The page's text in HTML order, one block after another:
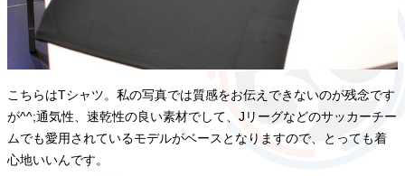
こちらはTシャツ。私の写真では質感をお伝えできないのが残念です
が^^;通気性、速乾性の良い素材でして、Jリーグなどのサッカーチー
ムでも愛用されているモデルがベースとなりますので、とっても着
心地いいんです。